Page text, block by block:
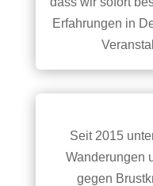
Erfahrungen in
Seit 2015
Wanderungen
gegen